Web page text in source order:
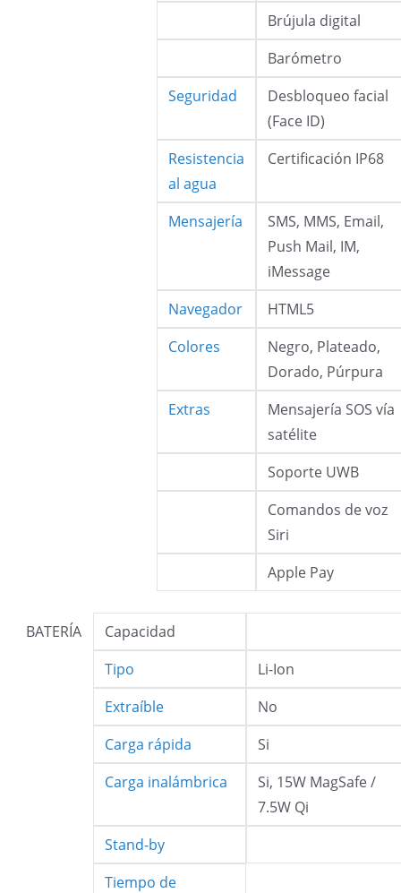
Brújula digital
Barómetro
Seguridad
Desbloqueo facial
(Face ID)
Resistencia
al agua
Certificación IP68
Mensajería
SMS, MMS, Email,
Push Mail, IM,
iMessage
Navegador
HTML5
Colores
Negro, Plateado,
Dorado, Púrpura
Extras
Mensajería SOS vía
satélite
Soporte UWB
Comandos de voz
Siri
Apple Pay
BATERÍA
Capacidad
Tipo
Li-Ion
Extraíble
No
Carga rápida
Si
Carga inalámbrica
Si, 15W MagSafe /
7.5W Qi
Stand-by
Tiempo de